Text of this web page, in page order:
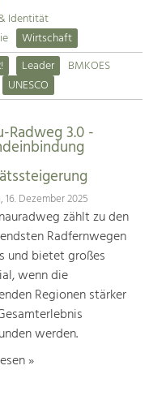
Identität
Wirtschaft
Leader
BMKOES
UNESCO
Radweg 3.0 -
16. Dezember 2025
zählt zu den
Radfernwegen
und bietet großes
wenn die
Regionen stärker
werden.
»